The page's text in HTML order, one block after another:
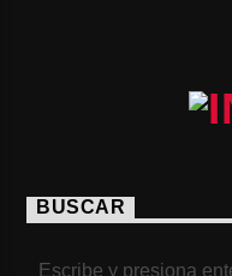
BUSCAR